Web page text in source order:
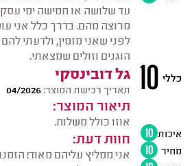
עד שלושה או חמישה ימי
מרוצה מהם. בדרך כלל אני
לפני שאני מזמין, ולדעתי
הוגנים וזולים שמצאתי.
גל דובינסקי
תאריך רכישת המוצר:04/2026
תיאור המוצר:
אוזו כולל משלוח.
חוות דעת:
אני ממליץ עליהם מאוד!
10 כללי
איכות 10
מחיר
10